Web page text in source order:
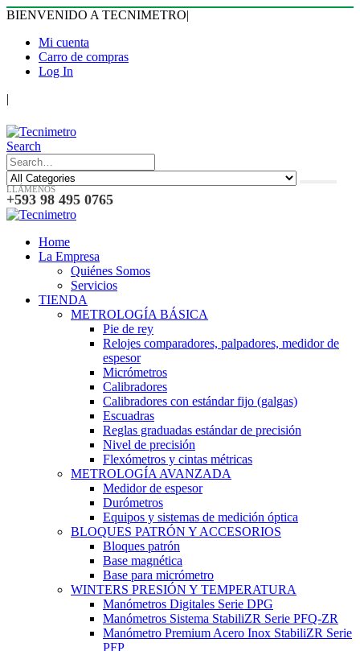
BIENVENIDO A TECNIMETRO|
Mi cuenta
Carro de compras
Log In
|
Search
LLÁMENOS
+593 98 495 0765
Home
La Empresa
Quiénes Somos
Servicios
TIENDA
METROLOGÍA BÁSICA
Pie de rey
Relojes comparadores, palpadores, medidor de
espesor
Micrómetros
Calibradores
Calibradores con estándar fijo (galgas)
Escuadras
Reglas graduadas estándar de precisión
Nivel de precisión
Flexómetros y cintas métricas
METROLOGÍA AVANZADA
Medidor de espesor
Durómetros
Equipos y sistemas de medición óptica
BLOQUES PATRÓN Y ACCESORIOS
Bloques patrón
Base magnética
Base para micrómetro
WINTERS PRESIÓN Y TEMPERATURA
Manómetros Digitales Serie DPG
Manómetros Sistema StabiliZR Serie PFQ-ZR
Manómetro Premium Acero Inox StabiliZR Serie
PFP